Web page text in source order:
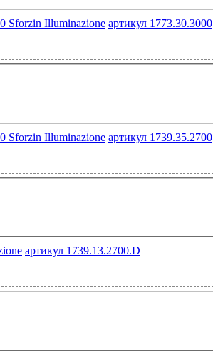
артикул 1773.30.3000
артикул 1739.35.2700
артикул 1739.13.2700.D